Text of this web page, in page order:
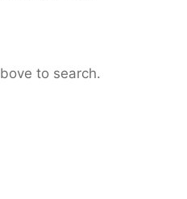
to search.